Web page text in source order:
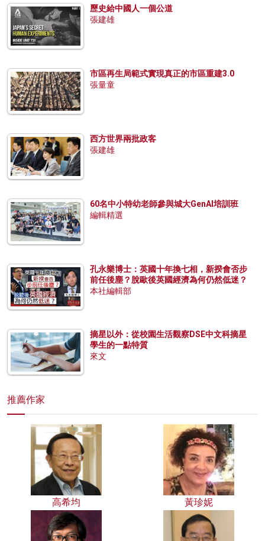
歷史給中國人一個公道
張建雄
市區再生局範式實現真正的市區重建3.0
張量童
西方世界兩批政客
張建雄
60名中小特幼老師參與城大GenAI培訓班
編輯精選
孔永樂博士：英國十年換七相，新揆會否步
前任後塵？脫歐後英國經濟為何仍然低迷？
本社編輯部
摘星以外：從校園生活觀察DSE中文科摘星
學生的一點特質
來文
推薦作家
高希均 黃珍妮